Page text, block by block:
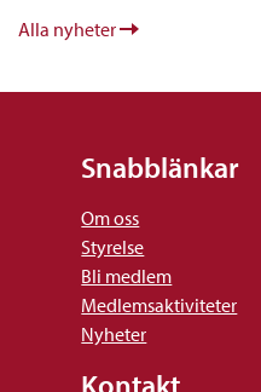
Alla nyheter
Snabblänkar
Om oss
Styrelse
Bli medlem
Medlemsaktiviteter
Nyheter